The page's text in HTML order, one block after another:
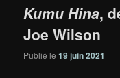
Kumu Hina,
Joe Wilson
Publié le19 juin 2021